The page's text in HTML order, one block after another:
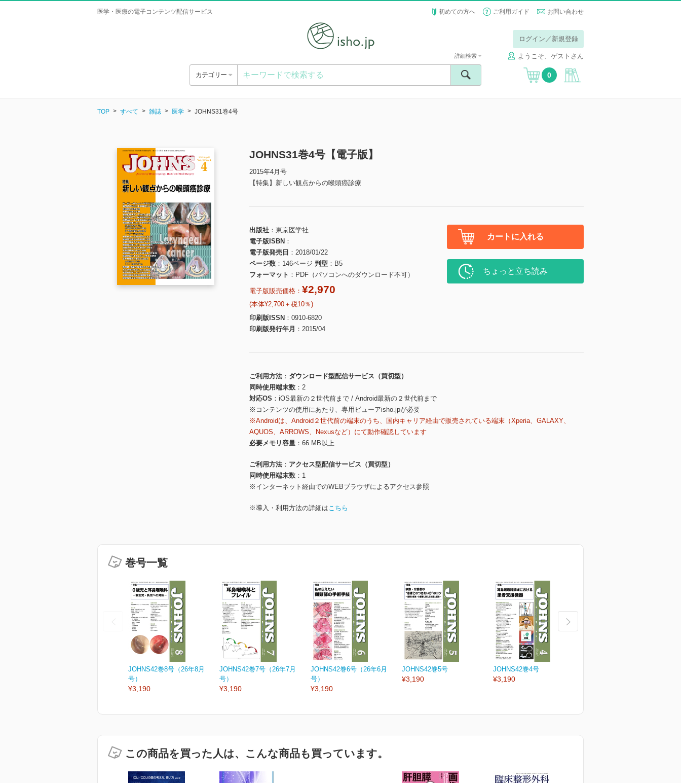
医学・医療の電子コンテンツ配信サービス 初めての方へ ご利用ガイド お問い合わせ
ログイン／新規登録
ようこそ、ゲストさん
カテゴリー
詳細検索
0
TOP すべて 雑誌 医学 JOHNS31巻4号
JOHNS31巻4号【電子版】
2015年4月号
【特集】新しい観点からの喉頭癌診療
出版社
東京医学社
電子版ISBN
電子版発売日
2018/01/22
ページ数
146ページ 判型
B5
フォーマット
PDF（パソコンへのダウンロード不可）
電子版販売価格： ¥2,970
(本体¥2,700＋税10％)
印刷版ISSN
0910-6820
印刷版発行年月
2015/04
カートに入れる
ちょっと立ち読み
ご利用方法
ダウンロード型配信サービス（買切型）
同時使用端末数
2
対応OS
iOS最新の２世代前まで / Android最新の２世代前まで
※コンテンツの使用にあたり、専用ビューアisho.jpが必要
※Androidは、Android２世代前の端末のうち、国内キャリア経由で販売されている端末（Xperia、GALAXY、
AQUOS、ARROWS、Nexusなど）にて動作確認しています
必要メモリ容量
66 MB以上
ご利用方法
アクセス型配信サービス（買切型）
同時使用端末数
1
※インターネット経由でのWEBブラウザによるアクセス参照
※導入・利用方法の詳細はこちら
巻号一覧
JOHNS42巻8号（26年8月
号）
¥3,190
JOHNS42巻7号（26年7月
号）
¥3,190
JOHNS42巻6号（26年6月
号）
¥3,190
JOHNS42巻5号
¥3,190
JOHNS42巻4号
¥3,190
この商品を買った人は、こんな商品も買っています。